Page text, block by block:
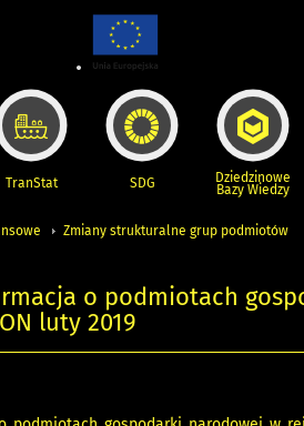
TranStat SDG Dziedzinowe
Bazy Wiedzy
Zmiany strukturalne grup podmiotów
o podmiotach
luty 2019